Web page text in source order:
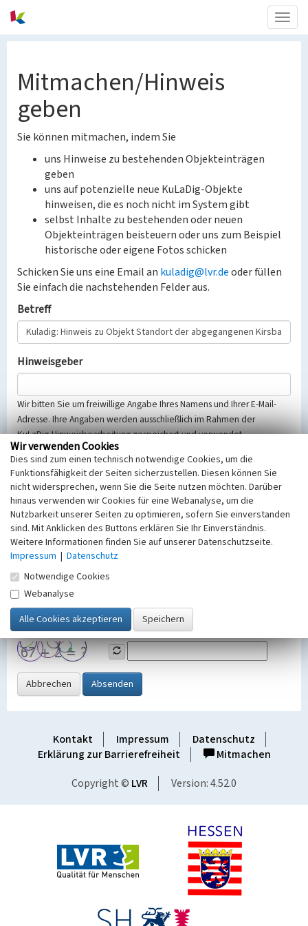
Mitmachen/Hinweis
geben
Sie können mitmachen, indem Sie
uns Hinweise zu bestehenden Objekteinträgen
geben
uns auf potenzielle neue KuLaDig-Objekte
hinweisen, die es noch nicht im System gibt
selbst Inhalte zu bestehenden oder neuen
Objekteinträgen beisteuern oder uns zum Beispiel
historische oder eigene Fotos schicken
Schicken Sie uns eine Email an kuladig@lvr.deoder füllen
Sie einfach die nachstehenden Felder aus.
Betreff
Hinweisgeber
Wir bitten Sie um freiwillige Angabe Ihres Namens und Ihrer E-Mail-
Adresse. Ihre Angaben werden ausschließlich im Rahmen der
KuLaDig-Hinweisbearbeitung gespeichert und verwendet.
Selbstverständlich werden diese entsprechend der Vorschriften des
Telemediengesetzes, des Datenschutzgesetzes NRW und der seit
dem 25.05.2018 gültigen Europäischen Datenschutzgrundverordnung
(EU-DSGVO) vertraulich behandelt, beachten Sie bitte unsere
Hinweise zumDatenschutz
Nachricht
SicherheitsabfrageTragen Sie unten das Rechenergebnis aus der
Grafik ein
Abbrechen Absenden
Kontakt Impressum
Datenschutz
Erklärung zur Barrierefreiheit
Mitmachen
Copyright © LVR Version: 4.52.0
Wir verwenden Cookies
Dies sind zum einen technisch notwendige Cookies, um die
Funktionsfähigkeit der Seiten sicherzustellen. Diesen können Sie
nicht widersprechen, wenn Sie die Seite nutzen möchten. Darüber
hinaus verwenden wir Cookies für eine Webanalyse, um die
Nutzbarkeit unserer Seiten zu optimieren, sofern Sie einverstanden
sind. Mit Anklicken des Buttons erklären Sie Ihr Einverständnis.
Weitere Informationen finden Sie auf unserer Datenschutzseite.
Impressum | Datenschutz
Notwendige Cookies
Webanalyse